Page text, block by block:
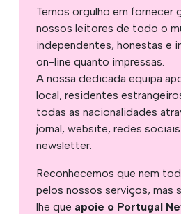
Temos orgulho em fornecer
nossos leitores de todo o
independentes, honestas e
on-line quanto impressas.
A nossa dedicada equipa
local, residentes
todas as nacionalidades
jornal, website, redes
newsletter.
Reconhecemos que nem
pelos nossos serviços, mas
lhe que apoie o Portugal